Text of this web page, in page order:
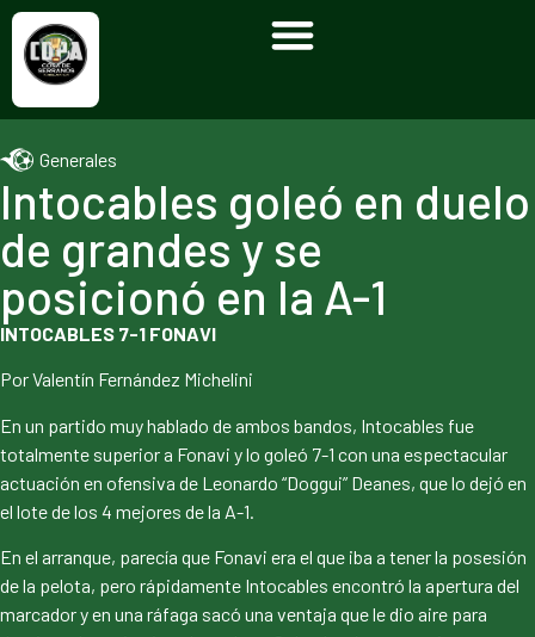
Generales
Intocables goleó en duelo
de grandes y se
posicionó en la A-1
INTOCABLES 7-1 FONAVI
Por Valentín Fernández Michelini
En un partido muy hablado de ambos bandos, Intocables fue
totalmente superior a Fonavi y lo goleó 7-1 con una espectacular
actuación en ofensiva de Leonardo “Doggui” Deanes, que lo dejó en
el lote de los 4 mejores de la A-1.
En el arranque, parecía que Fonavi era el que iba a tener la posesión
de la pelota, pero rápidamente Intocables encontró la apertura del
marcador y en una ráfaga sacó una ventaja que le dio aire para